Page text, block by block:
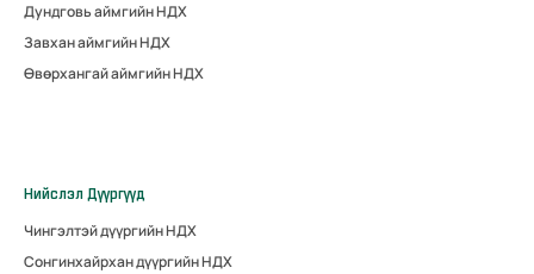
Дундговь аймгийн НДХ
Завхан аймгийн НДХ
Өвөрхангай аймгийн НДХ
Нийслэл Дүүргүүд
Чингэлтэй дүүргийн НДХ
Сонгинхайрхан дүүргийн НДХ